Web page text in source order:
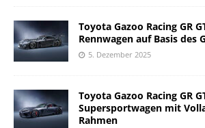
Toyota Gazoo Racing GR
Rennwagen auf Basis des
5. Dezember 2025
Toyota Gazoo Racing GR
Supersportwagen mit
Rahmen